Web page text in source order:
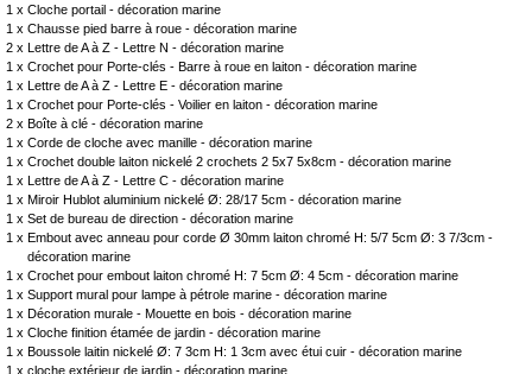
1 x Cloche portail - décoration marine
1 x Chausse pied barre à roue - décoration marine
2 x
Lettre de A à Z - Lettre N - décoration marine
1 x Crochet pour Porte-clés - Barre à roue en laiton - décoration marine
1 x
Lettre de A à Z - Lettre E - décoration marine
1 x Crochet pour Porte-clés - Voilier en laiton - décoration marine
2 x Boîte à clé - décoration marine
1 x Corde de cloche avec manille - décoration marine
1 x Crochet double laiton nickelé 2 crochets 2 5x7 5x8cm - décoration marine
1 x
Lettre de A à Z - Lettre C - décoration marine
1 x Miroir Hublot aluminium nickelé Ø: 28/17 5cm - décoration marine
1 x Set de bureau de direction - décoration marine
1 x Embout avec anneau pour corde Ø 30mm laiton chromé H: 5/7 5cm Ø: 3 7/3cm -
décoration marine
1 x Crochet pour embout laiton chromé H: 7 5cm Ø: 4 5cm - décoration marine
1 x Support mural pour lampe à pétrole marine - décoration marine
1 x Décoration murale - Mouette en bois - décoration marine
1 x Cloche finition étamée de jardin - décoration marine
1 x Boussole laitin nickelé Ø: 7 3cm H: 1 3cm avec étui cuir - décoration marine
1 x cloche extérieur de jardin - décoration marine